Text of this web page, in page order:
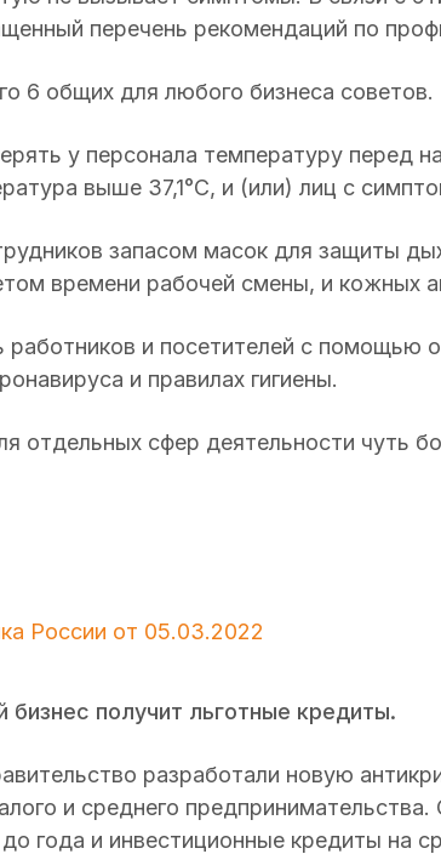
перечень рекомендаций по
6 общих для любого бизнеса
у персонала температуру перед
выше 37,1°C, и (или) лиц с
запасом масок для защиты
времени рабочей смены, и кожных
работников и посетителей с помощью
и правилах гигиены.
отдельных сфер деятельности чуть
России от 05.03.2022
бизнес получит льготные кредиты.
разработали новую
и среднего
года и инвестиционные кредиты на